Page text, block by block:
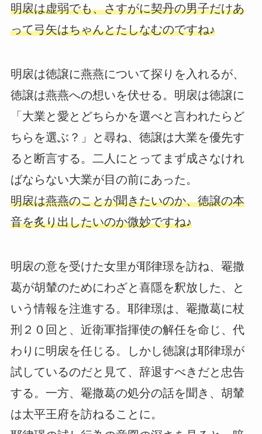
明扆は虚弱でも、さすがに契丹の男子だけあ
って弓矢はちゃんとたしなむのですね♪
明扆は徳譲に燕燕について探りを入れるが、
徳譲は燕燕への想いを伏せる。明扆は徳譲に
「大業と愛とどちらかを選べと言われたらど
ちらを選ぶ？」と尋ね、徳譲は大業を優先す
ると断言する。二人にとってまず成さなけれ
ばならない大業が目の前にあった。
明扆は燕燕のことが聞きたいのか、徳譲の本
音を炙り出したいのか微妙ですね♪
明扆の意を受けた女里が耶律璟を訪ね、罨撒
葛が胡輦のためにわざと喜隱を釈放した、と
いう情報を注進する。耶律璟は、罨撒葛に杖
刑２０回と、近衛軍指揮使の解任を命じ、代
わりに明扆を任じる。しかし徳譲は耶律璟が
試しているのだと見て、辞退すべきだと忠告
する。一方、罨撒葛の処分の話を聞き、胡輦
は太平王府を訪ねることに。